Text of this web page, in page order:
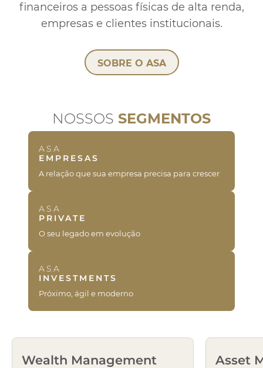
Atendimento
Ajuda e suporte
NOSSOS SEGMENTOS
ASA
EMPRESAS
A relação que sua empresa precisa para crescer
ASA
PRIVATE
O seu legado em evolução
ASA
INVESTMENTS
Próximo, ágil e moderno
financeiros a pessoas físicas de alta renda,
empresas e clientes institucionais.
SOBRE O ASA
Wealth Management Asset